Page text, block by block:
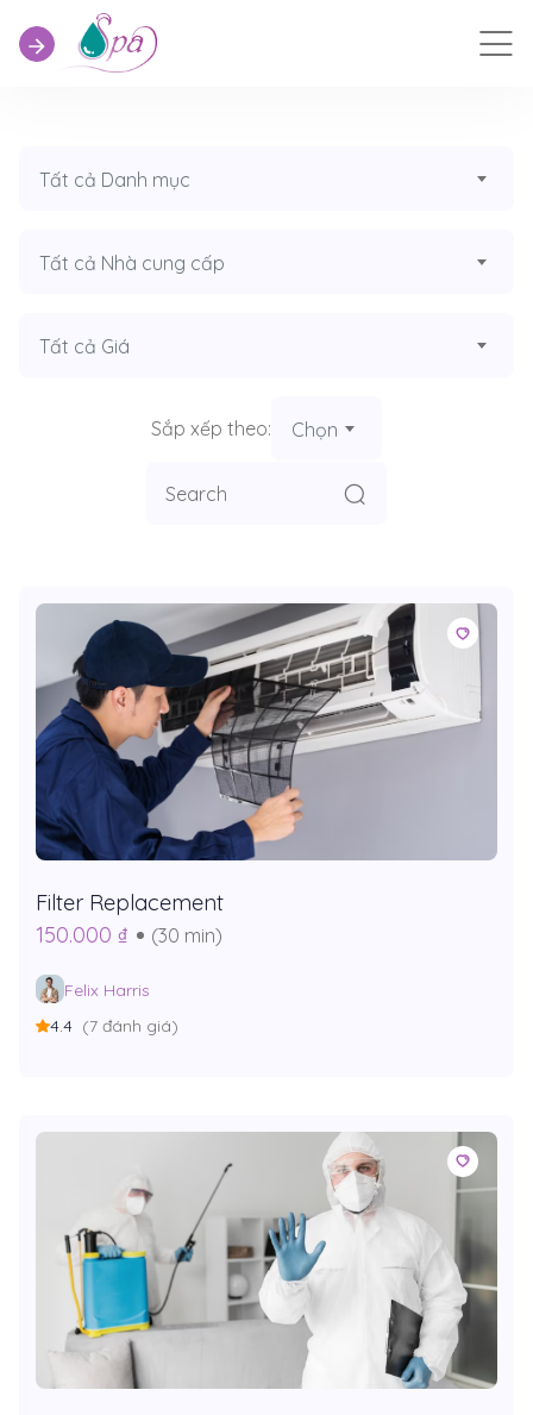
Tất cả Danh mục
Tất cả Nhà cung cấp
Tất cả Giá
Sắp xếp theo: Chọn
Filter Replacement
150.000 ₫
(30 min)
Felix Harris
4.4 (7 đánh giá)